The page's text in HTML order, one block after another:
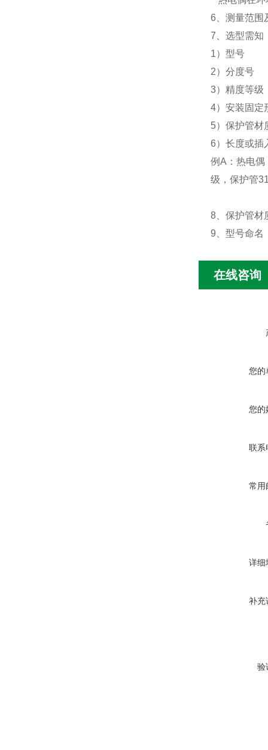
6、测量范围
7、选型需知
1）型号
2）分度号
3）精度等级
4）安装固定
5）保护管材
6）长度或插
例A：热电偶
级，保护管
8、保护管材
9、型号命名
在线咨询
您的
您的
联系
常用
详细
补充
验